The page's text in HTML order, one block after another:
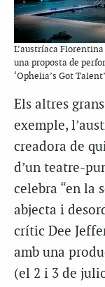
L’austríaca
una proposta de
‘Ophelia’s Got Talent’
Els altres
exemple,
creadora de
d’un teatre-
celebra “en la
abjecta i
crític Dee
amb una
(el 2 i 3 de